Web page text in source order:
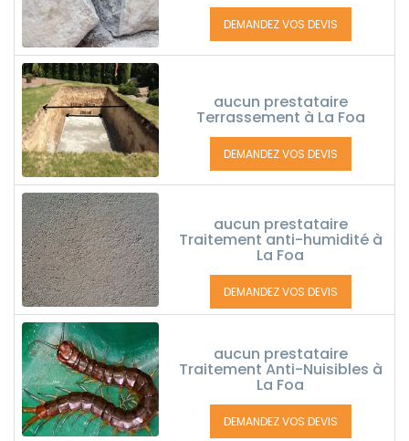
DEMANDEZ VOS DEVIS
aucun prestataire
Terrassement à La Foa
DEMANDEZ VOS DEVIS
aucun prestataire
Traitement anti-humidité à
La Foa
DEMANDEZ VOS DEVIS
aucun prestataire
Traitement Anti-Nuisibles à
La Foa
DEMANDEZ VOS DEVIS